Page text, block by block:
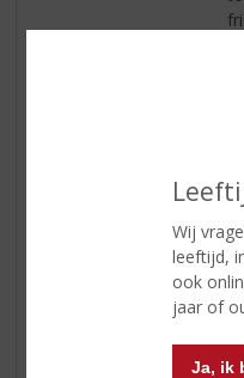
Wij
leeftijd,
ook
jaar of
Ja, ik
Reviews